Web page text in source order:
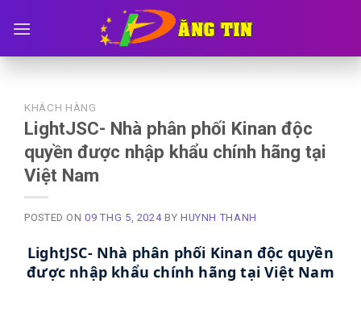
KHÁCH HÀNG
LightJSC- Nhà phân phối Kinan độc
quyền được nhập khẩu chính hãng tại
Việt Nam
POSTED ON09 THG 5, 2024BY HUYNH THANH
LightJSC- Nhà phân phối Kinan độc quyền
được nhập khẩu chính hãng tại Việt Nam